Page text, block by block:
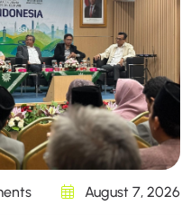
August 7, 2026